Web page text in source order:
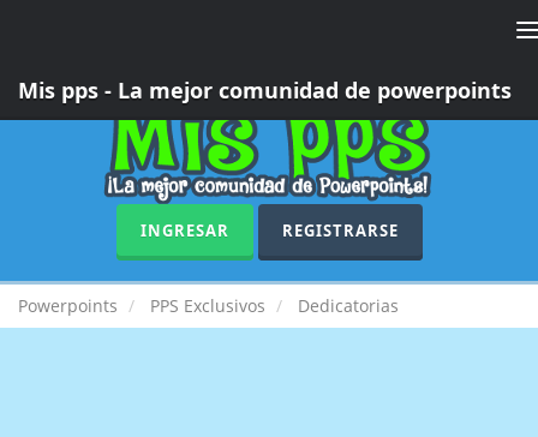
Mis pps - La mejor comunidad de powerpoints
INGRESAR REGISTRARSE
Powerpoints PPS Exclusivos Dedicatorias